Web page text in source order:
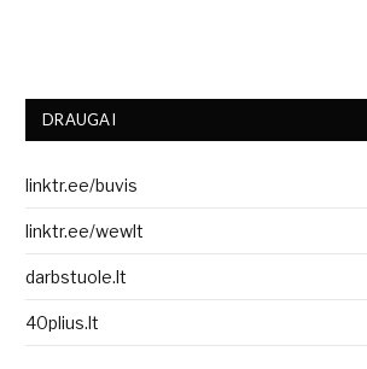
DRAUGAI
linktr.ee/buvis
linktr.ee/wewlt
darbstuole.lt
40plius.lt